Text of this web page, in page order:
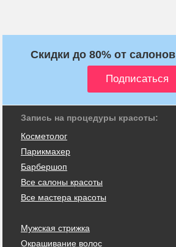
Скидки до 80% от
Запись на процедуры красоты:
Косметолог
Парикмахер
Барбершоп
Все салоны красоты
Все мастера красоты
Мужская стрижка
Окрашивание волос